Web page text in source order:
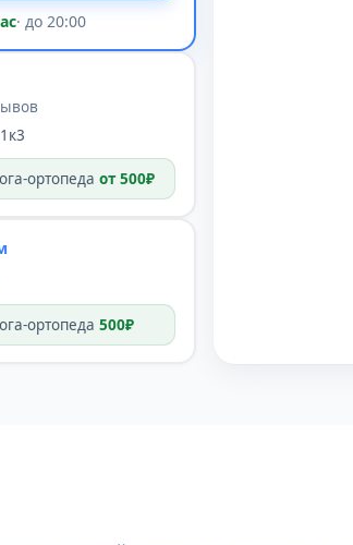
· до 20:00
ортопеда от 500₽
ортопеда 500₽